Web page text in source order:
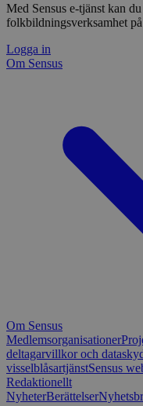
Med Sensus e-tjänst kan
folkbildningsverksamhet
Logga in
Om Sensus
Om Sensus
Medlemsorganisationer
deltagarvillkor och
visselblåsartjänstSensus
Redaktionellt
NyheterBerättelser